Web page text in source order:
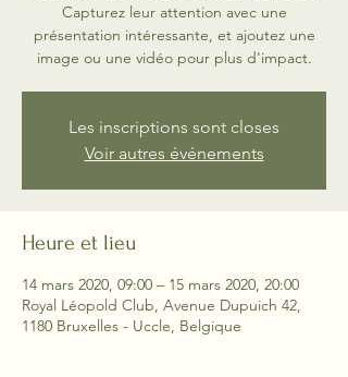
Capturez leur attention avec une
présentation intéressante, et ajoutez une
image ou une vidéo pour plus d'impact.
Les inscriptions sont closes
Voir autres événements
Heure et lieu
14 mars 2020, 09:00 – 15 mars 2020, 20:00
Royal Léopold Club, Avenue Dupuich 42,
1180 Bruxelles - Uccle, Belgique